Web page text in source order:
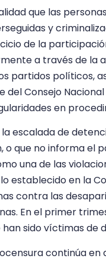
que las
y
de la
a través de la
partidos políticos,
Consejo
en
escalada de
que no informa el
una de las
establecido en la
contra las
En el primer
sido víctimas de
continúa